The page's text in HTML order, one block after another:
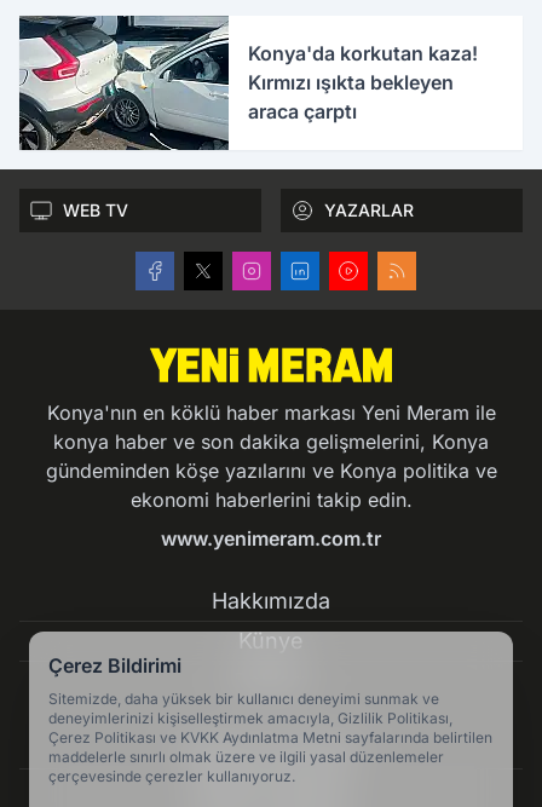
Konya'da korkutan kaza!
Kırmızı ışıkta bekleyen
araca çarptı
WEB TV YAZARLAR
Konya'nın en köklü haber markası Yeni Meram ile
konya haber ve son dakika gelişmelerini, Konya
gündeminden köşe yazılarını ve Konya politika ve
ekonomi haberlerini takip edin.
www.yenimeram.com.tr
Hakkımızda
Künye
Kullanım Koşulları
Gizlilik Politikası
Çerez Bildirimi
Sitemizde, daha yüksek bir kullanıcı deneyimi sunmak ve
deneyimlerinizi kişiselleştirmek amacıyla, Gizlilik Politikası,
Çerez Politikası ve KVKK Aydınlatma Metni sayfalarında belirtilen
maddelerle sınırlı olmak üzere ve ilgili yasal düzenlemeler
çerçevesinde çerezler kullanıyoruz.